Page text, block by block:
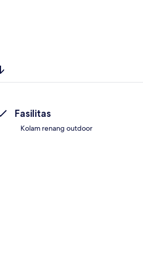
Fasilitas
Kolam renang outdoor